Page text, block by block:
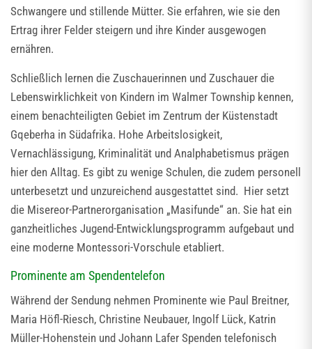
Schwangere und stillende Mütter. Sie erfahren, wie sie den
Ertrag ihrer Felder steigern und ihre Kinder ausgewogen
ernähren.
Schließlich lernen die Zuschauerinnen und Zuschauer die
Lebenswirklichkeit von Kindern im Walmer Township kennen,
einem benachteiligten Gebiet im Zentrum der Küstenstadt
Gqeberha in Südafrika. Hohe Arbeitslosigkeit,
Vernachlässigung, Kriminalität und Analphabetismus prägen
hier den Alltag. Es gibt zu wenige Schulen, die zudem personell
unterbesetzt und unzureichend ausgestattet sind. Hier setzt
die Misereor-Partnerorganisation „Masifunde“ an. Sie hat ein
ganzheitliches Jugend-Entwicklungsprogramm aufgebaut und
eine moderne Montessori-Vorschule etabliert.
Prominente am Spendentelefon
Während der Sendung nehmen Prominente wie Paul Breitner,
Maria Höfl-Riesch, Christine Neubauer, Ingolf Lück, Katrin
Müller-Hohenstein und Johann Lafer Spenden telefonisch